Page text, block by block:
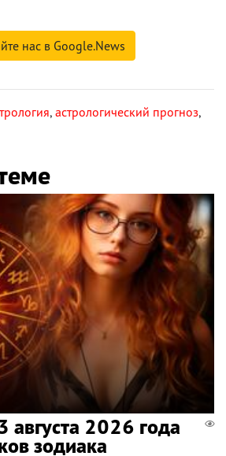
нас в Google.News
, астрологический прогноз,
августа 2026 года
зодиака